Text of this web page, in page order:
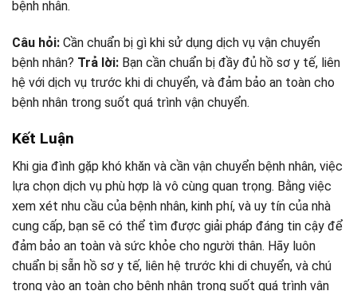
bệnh nhân.
Câu hỏi: Cần chuẩn bị gì khi sử dụng dịch vụ vận chuyển
bệnh nhân? Trả lời: Bạn cần chuẩn bị đầy đủ hồ sơ y tế, liên
hệ với dịch vụ trước khi di chuyển, và đảm bảo an toàn cho
bệnh nhân trong suốt quá trình vận chuyển.
Kết Luận
Khi gia đình gặp khó khăn và cần vận chuyển bệnh nhân, việc
lựa chọn dịch vụ phù hợp là vô cùng quan trọng. Bằng việc
xem xét nhu cầu của bệnh nhân, kinh phí, và uy tín của nhà
cung cấp, bạn sẽ có thể tìm được giải pháp đáng tin cậy để
đảm bảo an toàn và sức khỏe cho người thân. Hãy luôn
chuẩn bị sẵn hồ sơ y tế, liên hệ trước khi di chuyển, và chú
trọng vào an toàn cho bệnh nhân trong suốt quá trình vận